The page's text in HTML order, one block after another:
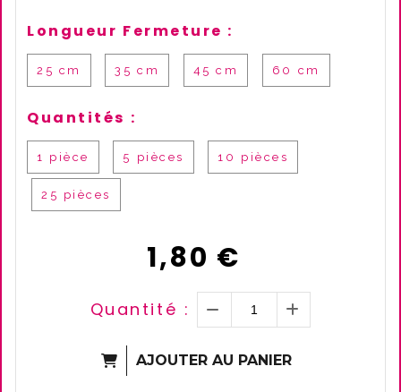
Longueur Fermeture :
25 cm 35 cm 45 cm 60 cm
Quantités :
1 pièce 5 pièces 10 pièces
25 pièces
1,80 €
Quantité :
AJOUTER AU PANIER